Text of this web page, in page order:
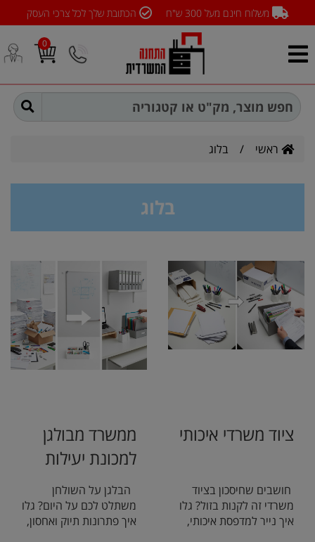
משלוח חינם מעל 300 ש"ח הכתובת שלך לכל צרכי העסק
0
ראשי / בלוג
בלוג
ממשרד מבולגן
למכונת יעילות
משומנת
הבלגן על השולחן
משתלט לכם על היום? גלו
איך פתרונות תיוק ואחסון,
ציוד משרדי איכותי
חושבים שחיסכון בציוד
משרדי זה לקנות בזול? גלו
איך נייר למדפסת איכותי,